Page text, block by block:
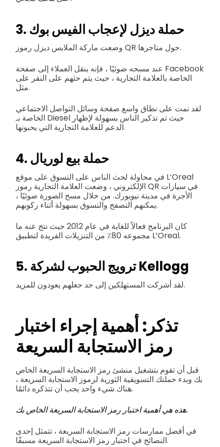
3. حملة ديزل لإعجاب الفيس بوك
وضعت ماركة الملابس ديزل رموز QR حول متاجرها.
عند مسحه ضوئيًا ، فإنه ينقل العملاء إلى صفحة Facebook
الخاصة بالعلامة التجارية ، حيث يتم حثهم على النقر على
مثل.
لقد نمت على نطاق واسع صفحة وسائل التواصل الاجتماعي
الخاصة بـ Diesel حيث تم تذكير الناس بسهولة لإظهار
الدعم للعلامة التجارية التي يحبونها.
4. حملة بيع لوريال
في محاولة لحث الناس على التسوق على موقع L’Oreal
الإلكتروني ، وضعت العلامة التجارية رموز QR في سيارات
الأجرة في مدينة نيويورك. من خلال مسح الصورة ضوئيًا ،
يمكنهم التصفح والتسوق بسهولة أثناء ركوبهم.
كان البرنامج فعالاً للغاية في عام 2012 حيث نتج عنه ما
مجموعه 80٪ من التنزيلات الفريدة لتطبيق L’Oreal.
5. ترويج الحبوب لشركة Kellogg
لقد أشركت المستهلكين إلى حد جعلهم يعودون للمزيد.
تذكر: أهمية إجراء اختبار
رمز الاستجابة السريعة
قبل أن تقوم بتشغيل منشئ رمز الاستجابة السريعة الخاص
بك وبدء حملتك التسويقية الثورية لرموز الاستجابة السريعة ،
هناك شيء واحد يجب أن تتذكره دائمًا.
هذه هي أهمية اختبار رمز الاستجابة السريعة الخاص بك.
في أفضل ممارسات رمز الاستجابة السريعة ، تتمثل إحدى
النصائح في اختبار رمز الاستجابة السريعة مسبقًا.